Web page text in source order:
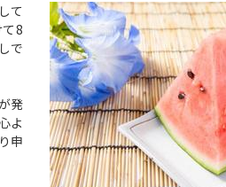
て
8
で
発
よ
申